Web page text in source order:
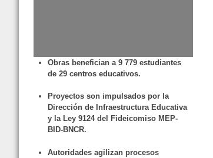
Obras benefician a 9 779 estudiantes
de 29 centros educativos.
Proyectos son impulsados por la
Dirección de Infraestructura Educativa
y la Ley 9124 del Fideicomiso MEP-
BID-BNCR.
Autoridades agilizan procesos